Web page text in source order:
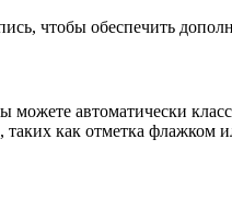
чтобы обеспечить
автоматически
как отметка флажком